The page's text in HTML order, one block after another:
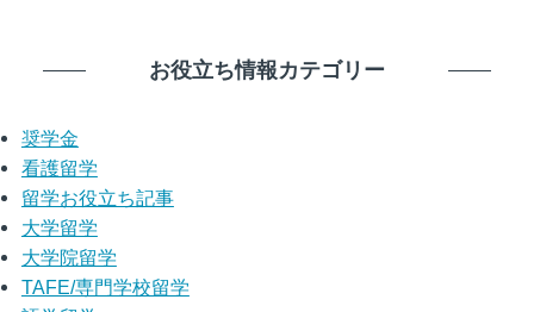
お役立ち情報カテゴリー
奨学金
看護留学
留学お役立ち記事
大学留学
大学院留学
TAFE/専門学校留学